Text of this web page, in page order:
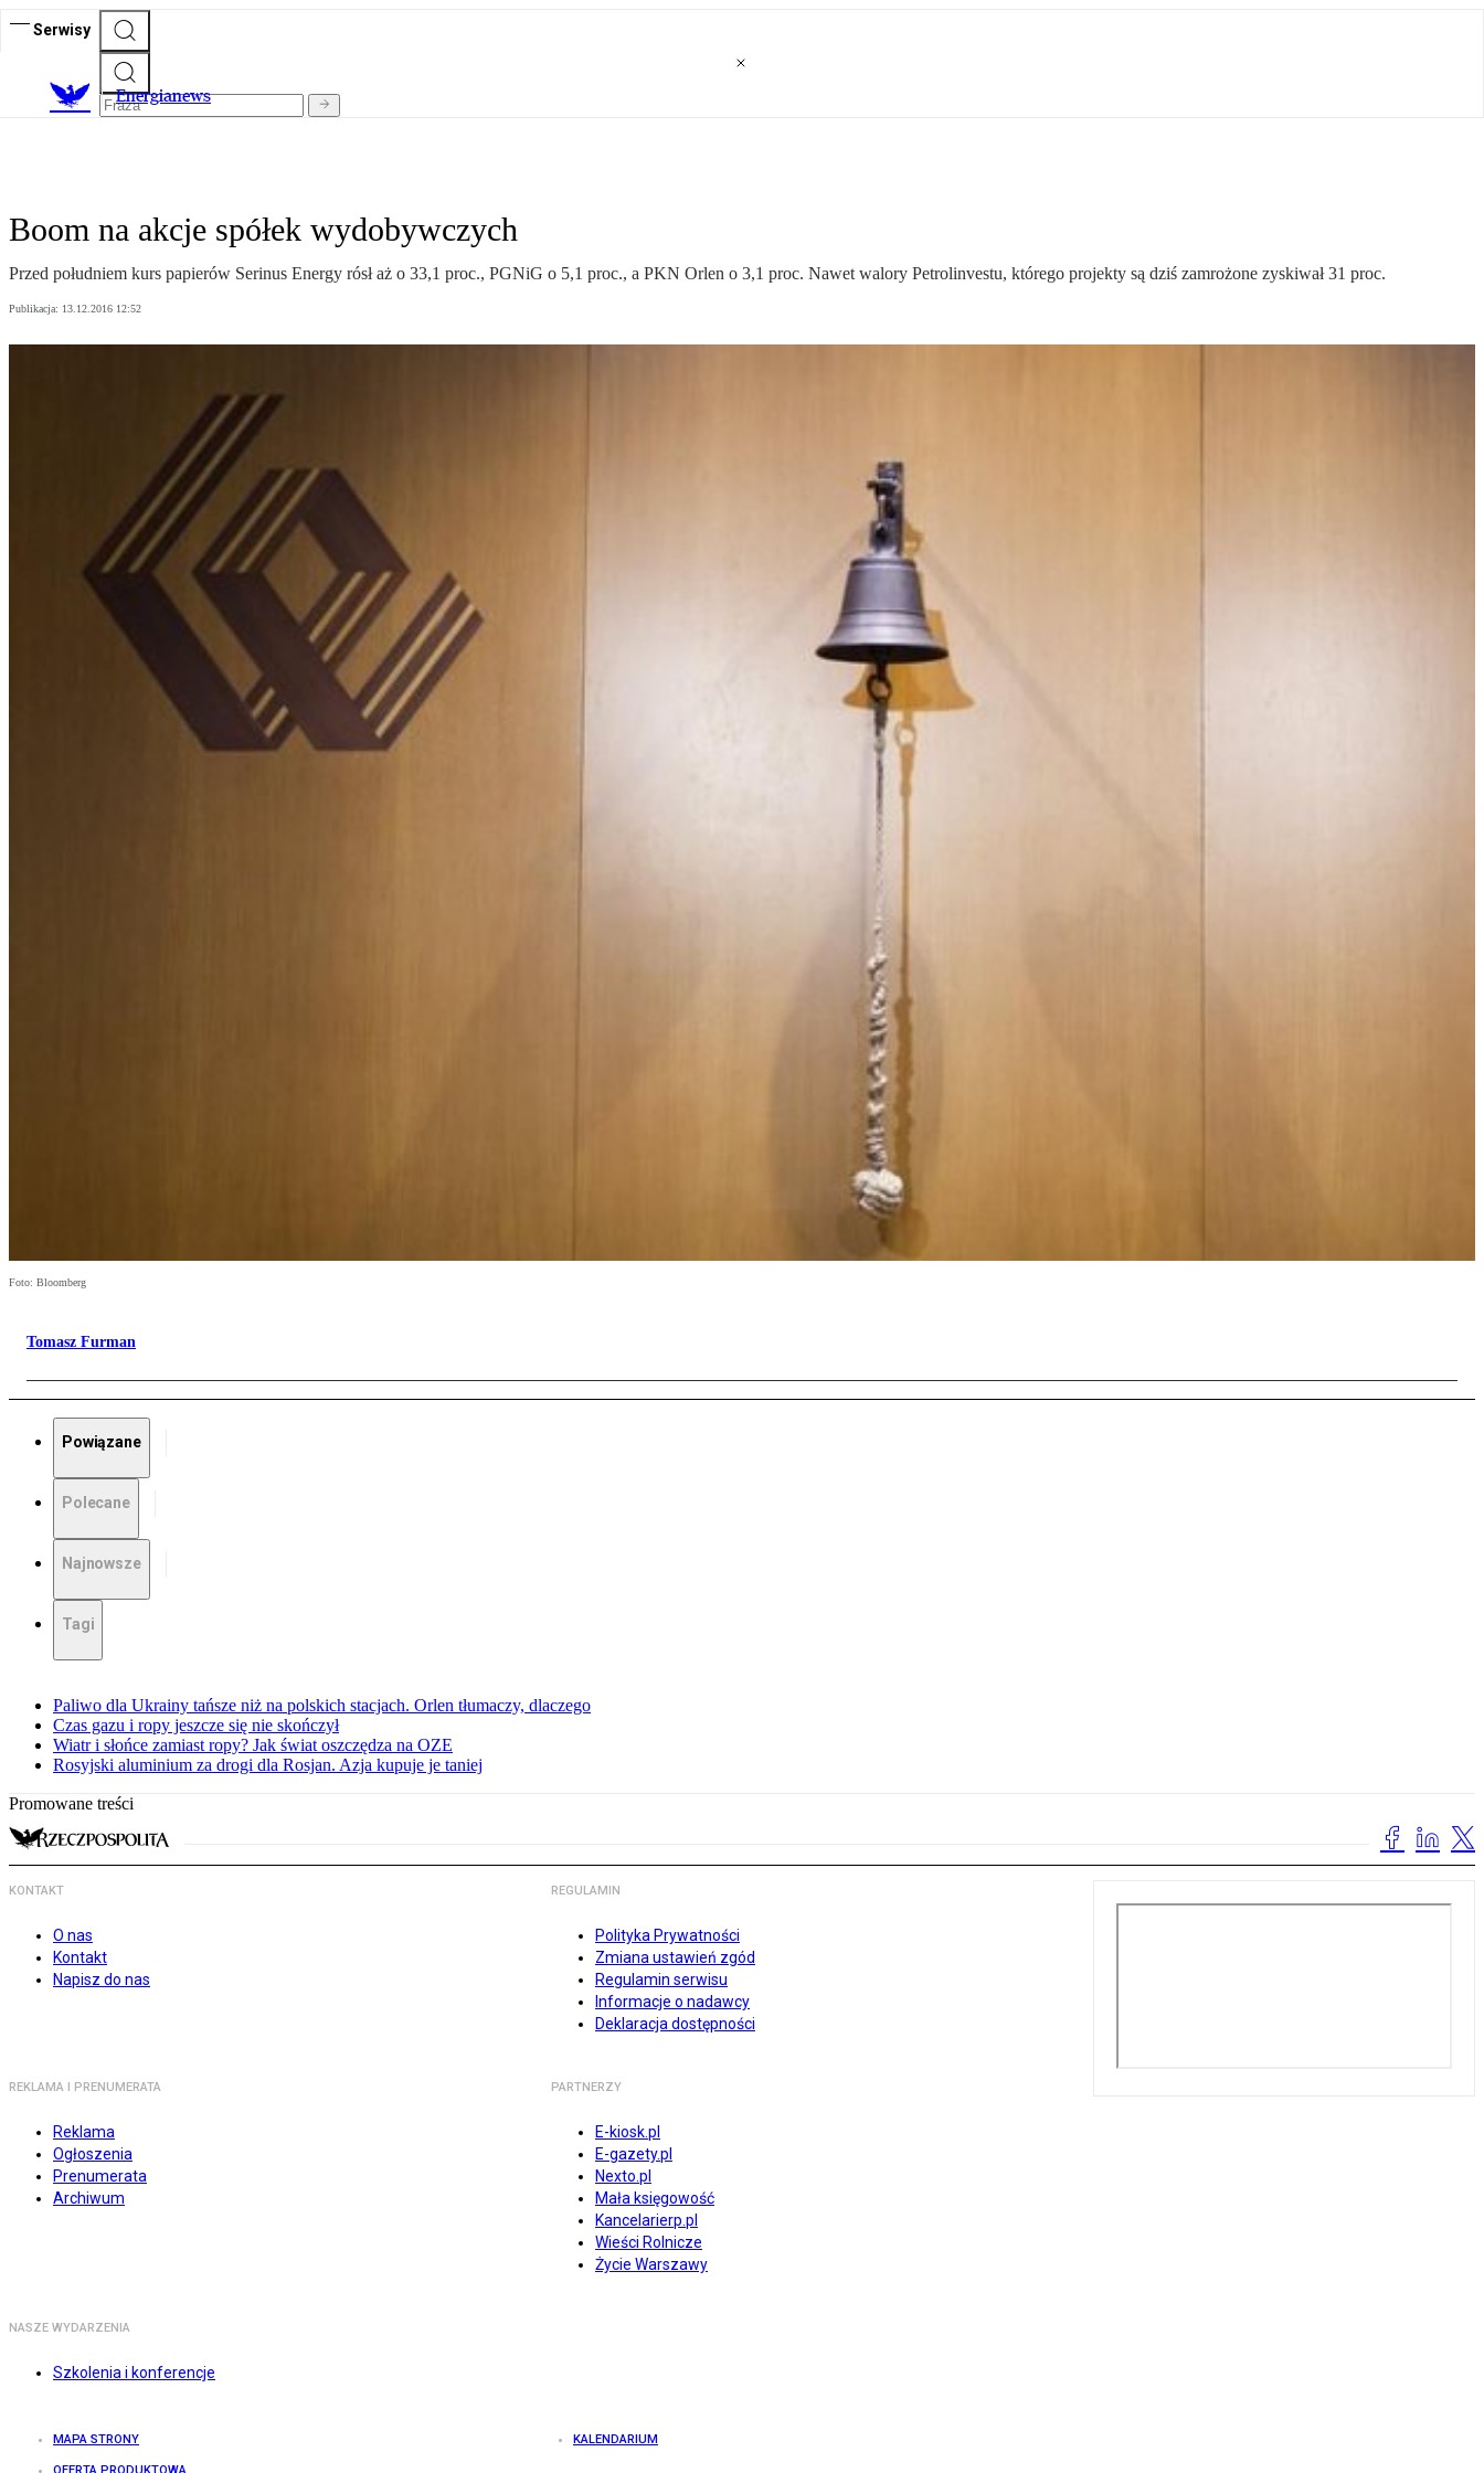
Serwisy
Energianews
Boom na akcje spółek wydobywczych
Przed południem kurs papierów Serinus Energy rósł aż o 33,1 proc., PGNiG o 5,1 proc., a PKN Orlen o 3,1 proc. Nawet walory Petrolinvestu, którego projekty są dziś zamrożone zyskiwał 31 proc.
Publikacja: 13.12.2016 12:52
Foto: Bloomberg
Tomasz Furman
Powiązane
Polecane
Najnowsze
Tagi
Paliwo dla Ukrainy tańsze niż na polskich stacjach. Orlen tłumaczy, dlaczego
Czas gazu i ropy jeszcze się nie skończył
Wiatr i słońce zamiast ropy? Jak świat oszczędza na OZE
Rosyjski aluminium za drogi dla Rosjan. Azja kupuje je taniej
Promowane treści
KONTAKT
O nas
Kontakt
Napisz do nas
REGULAMIN
Polityka Prywatności
Zmiana ustawień zgód
Regulamin serwisu
Informacje o nadawcy
Deklaracja dostępności
REKLAMA I PRENUMERATA
Reklama
Ogłoszenia
Prenumerata
Archiwum
PARTNERZY
E-kiosk.pl
E-gazety.pl
Nexto.pl
Mała księgowość
Kancelarierp.pl
Wieści Rolnicze
Życie Warszawy
NASZE WYDARZENIA
Szkolenia i konferencje
MAPA STRONY KALENDARIUM